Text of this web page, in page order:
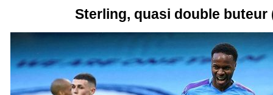
Sterling, quasi double buteur